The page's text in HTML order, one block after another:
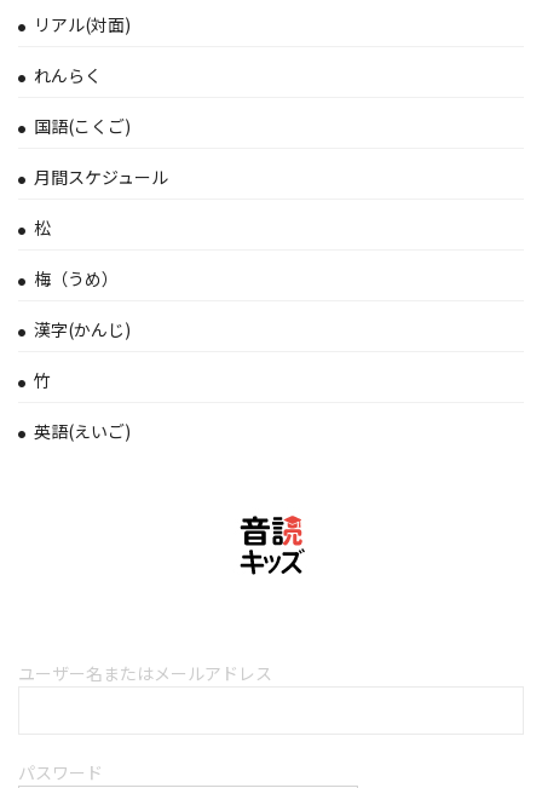
リアル(対面)
れんらく
国語(こくご)
月間スケジュール
松
梅（うめ）
漢字(かんじ)
竹
英語(えいご)
ユーザー名またはメールアドレス
パスワード